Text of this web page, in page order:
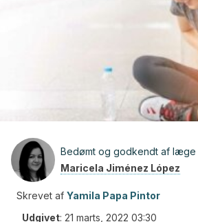
Bedømt og godkendt af læge
Maricela Jiménez López
Skrevet af Yamila Papa Pintor
Udgivet: 21 marts, 2022 03:30